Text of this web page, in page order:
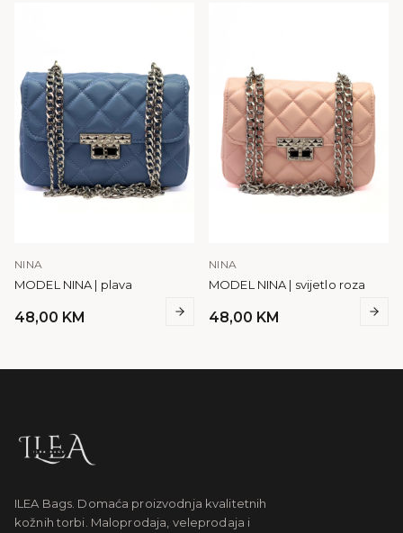
NINA
MODEL NINA | plava
48,00 KM
NINA
MODEL NINA | svijetlo roza
48,00 KM
ILEA Bags. Domaća proizvodnja kvalitetnih
kožnih torbi. Maloprodaja, veleprodaja i